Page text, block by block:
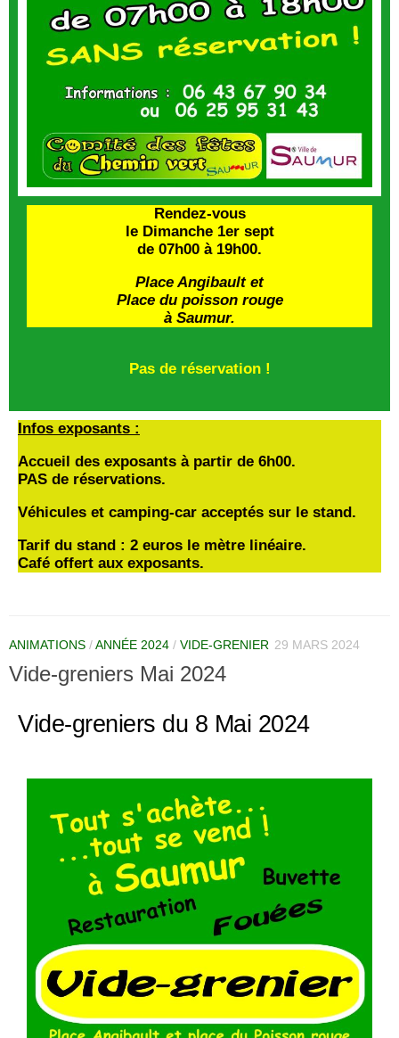
Rendez-vous
le Dimanche 1er sept
de 07h00 à 19h00.
Place Angibault et
Place du poisson rouge
à Saumur.
Pas de réservation !
Infos exposants :
Accueil des exposants à partir de 6h00.
PAS de réservations.
Véhicules et camping-car acceptés sur le stand.
Tarif du stand : 2 euros le mètre linéaire.
Café offert aux exposants.
ANIMATIONS /ANNÉE 2024 / VIDE-GRENIER 29 MARS 2024
Vide-greniers Mai 2024
Vide-greniers du 8 Mai 2024